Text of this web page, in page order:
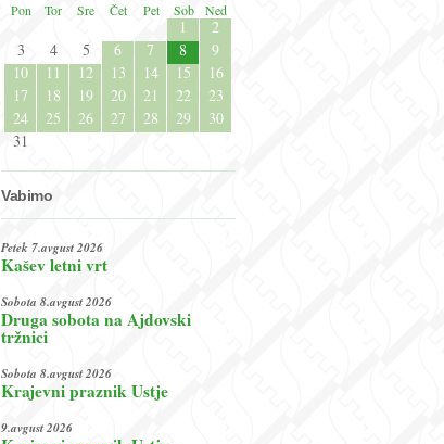
Pon
Tor Sre Čet Pet Sob Ned
1
2
3
4 5 6 7 8
9
10
11 12 13 14 15
16
17
18 19 20 21 22
23
24
25 26 27 28 29
30
31
Vabimo
Petek 7.avgust 2026
Kašev letni vrt
Sobota 8.avgust 2026
Druga sobota na Ajdovski
tržnici
Sobota 8.avgust 2026
Krajevni praznik Ustje
9.avgust 2026